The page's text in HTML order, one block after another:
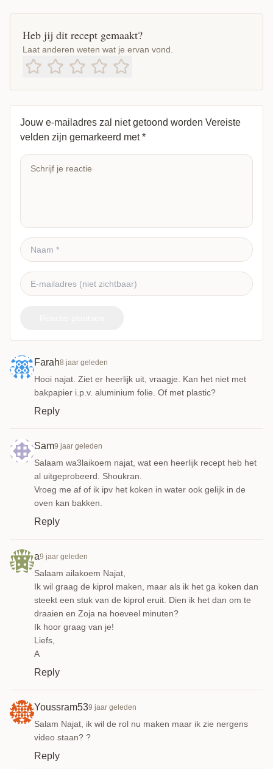
Heb jij dit recept gemaakt?
Laat anderen weten wat je ervan vond.
Jouw e-mailadres zal niet getoond worden Vereiste
velden zijn gemarkeerd met*
Farah8 jaar geleden
Hooi najat. Ziet er heerlijk uit, vraagje. Kan het niet met
bakpapier i.p.v. aluminium folie. Of met plastic?
Reply
Sam9 jaar geleden
Salaam wa3laikoem najat, wat een heerlijk recept heb het
al uitgeprobeerd. Shoukran.
Vroeg me af of ik ipv het koken in water ook gelijk in de
oven kan bakken.
Reply
a9 jaar geleden
Salaam ailakoem Najat,
Ik wil graag de kiprol maken, maar als ik het ga koken dan
steekt een stuk van de kiprol eruit. Dien ik het dan om te
draaien en Zoja na hoeveel minuten?
Ik hoor graag van je!
Liefs,
A
Reply
Youssram539 jaar geleden
Salam Najat, ik wil de rol nu maken maar ik zie nergens
video staan? ?
Reply